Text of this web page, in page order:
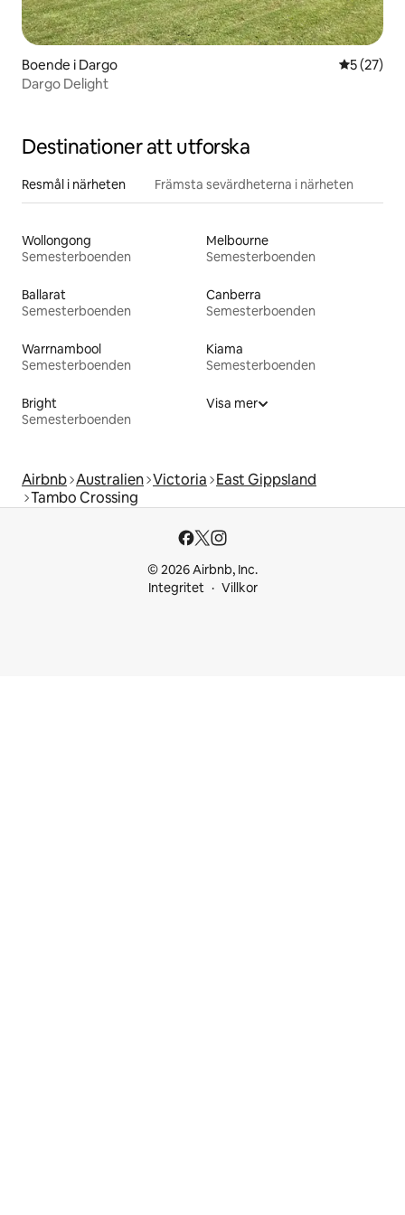
Boende i Dargo 5 av 5 i
5 (27)
Dargo Delight
Destinationer att utforska
Resmål i närheten Främsta sevärdheterna i närheten
Wollongong
Semesterboenden
Melbourne
Semesterboenden
Ballarat
Semesterboenden
Canberra
Semesterboenden
Warrnambool
Semesterboenden
Kiama
Semesterboenden
Bright
Semesterboenden
Visa mer
Airbnb Australien Victoria East Gippsland
Tambo Crossing
© 2026 Airbnb, Inc.
Integritet
Villkor